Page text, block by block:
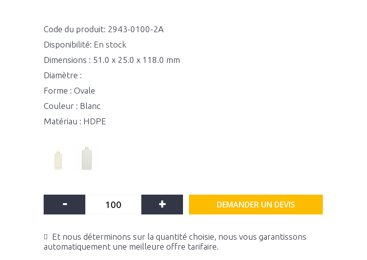
Code du produit: 2943-0100-2A
Disponibilité: En stock
Dimensions : 51.0 x 25.0 x 118.0 mm
Diamètre :
Forme : Ovale
Couleur : Blanc
Matériau : HDPE
- + DEMANDER UN DEVIS
Et nous déterminons sur la quantité choisie, nous vous garantissons
automatiquement une meilleure offre tarifaire.